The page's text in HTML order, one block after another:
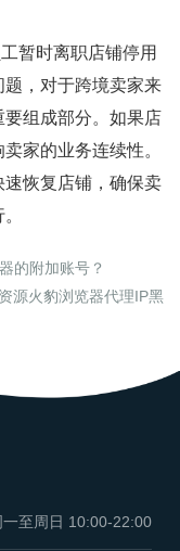
暂时离职店铺停用
，对于跨境卖家来
组成部分。如果店
家的业务连续性。
恢复店铺，确保卖
的附加账号？
源火豹浏览器代理IP黑
一至周日 10:00-22:00